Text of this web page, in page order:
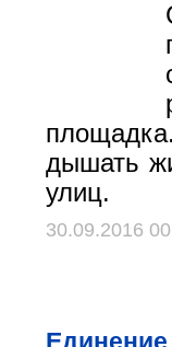
дышать
улиц.
30.09.2016